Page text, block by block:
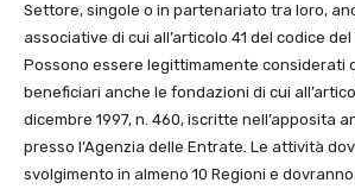
Settore, singole o in partenariato tra loro,
associative di cui all’articolo 41 del codice
Possono essere legittimamente considerati
beneficiari anche le fondazioni di cui
dicembre 1997, n. 460, iscritte nell’apposita
presso l’Agenzia delle Entrate. Le attività
svolgimento in almeno 10 Regioni e